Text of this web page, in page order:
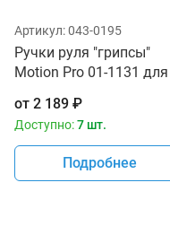
Артикул:043-0195
Ручки руля "грипсы"
Motion Pro 01-1131 для
мотоциклов
от 2 189 ₽
Доступно:7 шт.
Подробнее